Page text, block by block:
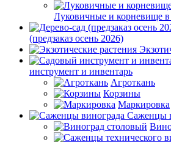
Луковичные и корневище в
(предзаказ осень 2026)
инструмент и инвентарь
Агроткань
Корзины
Маркировка
Саженцы